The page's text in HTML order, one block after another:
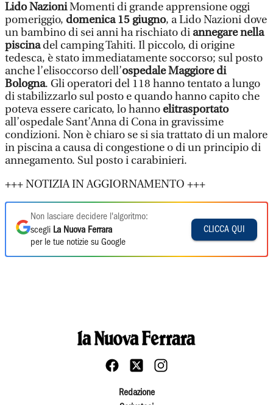
Lido NazioniMomenti di grande apprensione oggi
pomeriggio, domenica 15 giugno, a Lido Nazioni dove
un bambino di sei anni ha rischiato di annegare nella
piscinadel camping Tahiti. Il piccolo, di origine
tedesca, è stato immediatamente soccorso; sul posto
anche l’elisoccorso dell’ospedale Maggiore di
Bologna. Gli operatori del 118 hanno tentato a lungo
di stabilizzarlo sul posto e quando hanno capito che
poteva essere caricato, lo hanno elitrasportato
all’ospedale Sant’Anna di Cona in gravissime
condizioni. Non è chiaro se si sia trattato di un malore
in piscina a causa di congestione o di un principio di
annegamento. Sul posto i carabinieri.
+++ NOTIZIA IN AGGIORNAMENTO +++
Non lasciare decidere l'algoritmo:
scegli La Nuova Ferrara
per le tue notizie su Google
CLICCA QUI
Redazione